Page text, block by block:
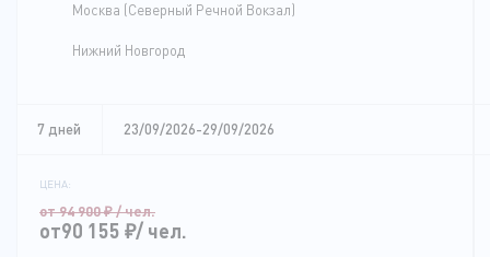
Москва (Северный Речной Вокзал)
Нижний Новгород
7 дней 23/09/2026-29/09/2026
ЦЕНА:
от 94 900₽/ чел.
от90 155 ₽/ чел.